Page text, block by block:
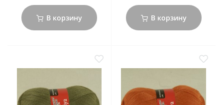
В корзину В корзину